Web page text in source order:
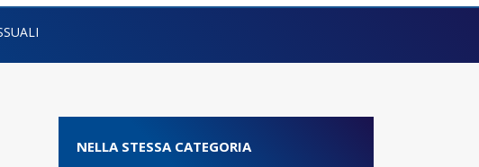
NELLA STESSA CATEGORIA